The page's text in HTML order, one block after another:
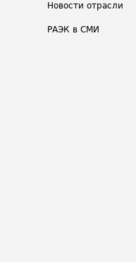
Новости отрасли
РАЭК в СМИ